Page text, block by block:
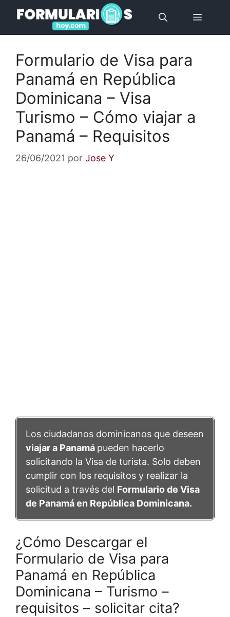
contenido
Menú
Formulario de Visa para
Panamá en República
Dominicana – Visa
Turismo – Cómo viajar a
Panamá – Requisitos
26/06/2021 por Jose Y
Los ciudadanos dominicanos que deseen
viajar a Panamá pueden hacerlo
solicitando la Visa de turista. Solo deben
cumplir con los requisitos y realizar la
solicitud a través del Formulario de Visa
de Panamá en República Dominicana.
¿Cómo Descargar el
Formulario de Visa para
Panamá en República
Dominicana – Turismo –
requisitos – solicitar cita?